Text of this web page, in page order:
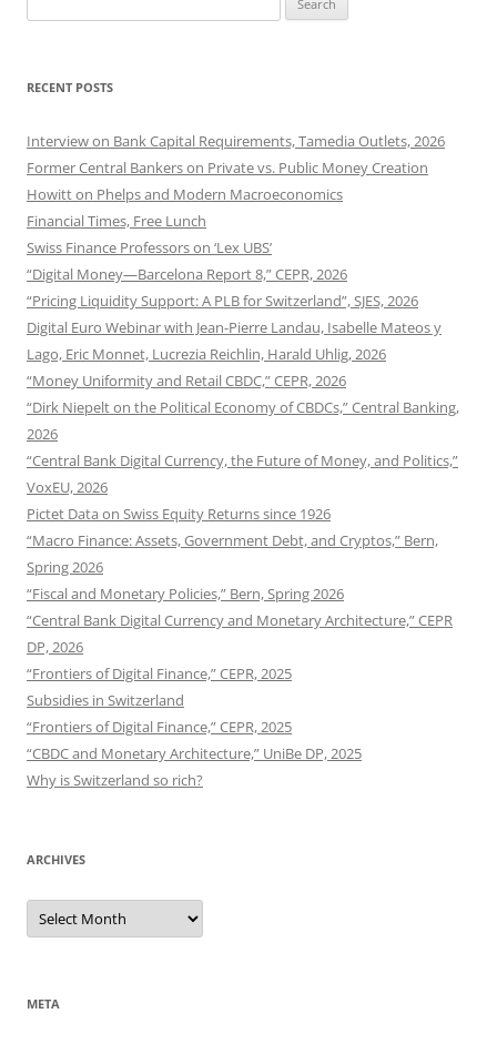
for:
RECENT POSTS
Interview on Bank Capital Requirements, Tamedia Outlets, 2026
Former Central Bankers on Private vs. Public Money Creation
Howitt on Phelps and Modern Macroeconomics
Financial Times, Free Lunch
Swiss Finance Professors on ‘Lex UBS’
“Digital Money—Barcelona Report 8,” CEPR, 2026
“Pricing Liquidity Support: A PLB for Switzerland”, SJES, 2026
Digital Euro Webinar with Jean-Pierre Landau, Isabelle Mateos y
Lago, Eric Monnet, Lucrezia Reichlin, Harald Uhlig, 2026
“Money Uniformity and Retail CBDC,” CEPR, 2026
“Dirk Niepelt on the Political Economy of CBDCs,” Central Banking,
2026
“Central Bank Digital Currency, the Future of Money, and Politics,”
VoxEU, 2026
Pictet Data on Swiss Equity Returns since 1926
“Macro Finance: Assets, Government Debt, and Cryptos,” Bern,
Spring 2026
“Fiscal and Monetary Policies,” Bern, Spring 2026
“Central Bank Digital Currency and Monetary Architecture,” CEPR
DP, 2026
“Frontiers of Digital Finance,” CEPR, 2025
Subsidies in Switzerland
“Frontiers of Digital Finance,” CEPR, 2025
“CBDC and Monetary Architecture,” UniBe DP, 2025
Why is Switzerland so rich?
ARCHIVES
Archives
META